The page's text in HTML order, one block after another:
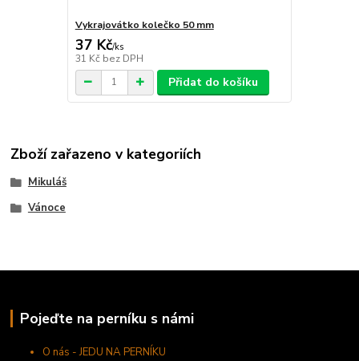
Vykrajovátko kolečko 50 mm
37 Kč/ks
31 Kč bez DPH
Přidat do košíku
Zboží zařazeno v kategoriích
Mikuláš
Vánoce
Pojeďte na perníku s námi
O nás - JEDU NA PERNÍKU